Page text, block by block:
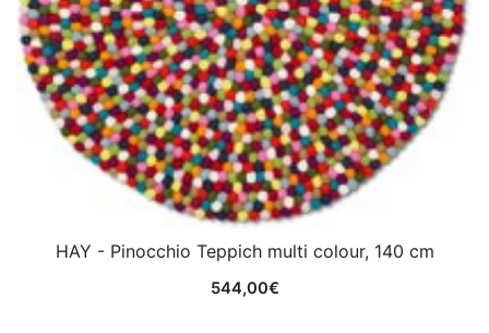
HAY - Pinocchio Teppich multi colour, 140 cm
544,00€